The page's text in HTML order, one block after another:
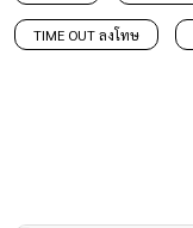
TIME OUT ลงโทษ